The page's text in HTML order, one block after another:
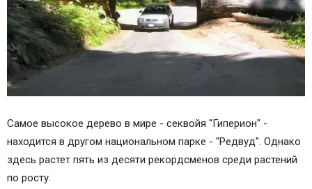
Самое высокое дерево в мире - секвойя "Гиперион" -
находится в другом национальном парке - "Редвуд". Однако
здесь растет пять из десяти рекордсменов среди растений
по росту.